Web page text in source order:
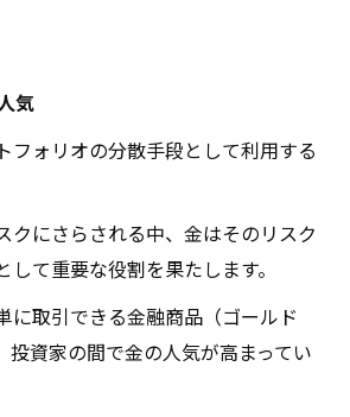
気
フォリオの分散手段として利用する
クにさらされる中、金はそのリスク
て重要な役割を果たします。
に取引できる金融商品（ゴールド
投資家の間で金の人気が高まってい